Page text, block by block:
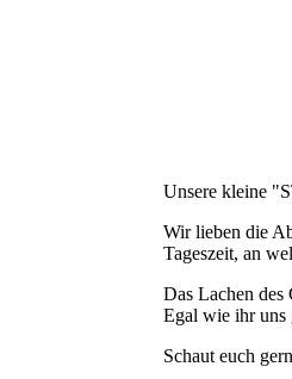
Unsere kleine
Wir lieben die
Tageszeit, an
Das Lachen des
Egal wie ihr uns
Schaut euch